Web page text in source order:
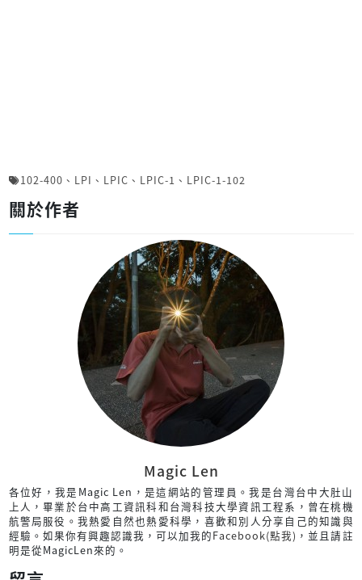
102-400 、 LPI 、 LPIC 、 LPIC-1 、 LPIC-1-102
關於作者
Magic Len
各位好，我是Magic Len，是這網站的管理員。我是台灣台中大肚山
上人，畢業於台中高工資訊科和台灣科技大學資訊工程系，曾在桃機
航警局服役。我熱愛自然也熱愛科學，喜歡和別人分享自己的知識與
經驗。如果你有興趣認識我，可以加我的Facebook(點我) ，並且請註
明是從MagicLen來的。